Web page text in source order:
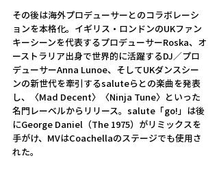
その後は海外プロデューサーとのコラボレーシ
ョンを本格化。イギリス・ロンドンのUKファン
キーシーンを代表するプロデューサーRoska、オ
ーストラリア出身で世界的に活躍するDJ／プロ
デューサーAnna Lunoe、そしてUKダンスシー
ンの新世代を牽引するsaluteらとの楽曲を発表
し、〈Mad Decent〉〈Ninja Tune〉といった
名門レーベルからリリース。salute「go!」は後
にGeorge Daniel（The 1975）がリミックスを
手がけ、MVはCoachellaのステージでも使用さ
れた。